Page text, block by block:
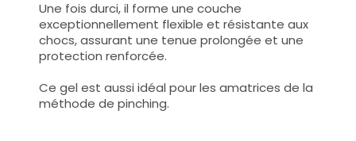
Une fois durci, il forme une couche
exceptionnellement flexible et résistante aux
chocs, assurant une tenue prolongée et une
protection renforcée.
Ce gel est aussi idéal pour les amatrices de la
méthode de pinching.